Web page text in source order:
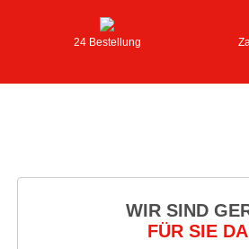
24 Bestellung
WIR SIND
FÜR SIE